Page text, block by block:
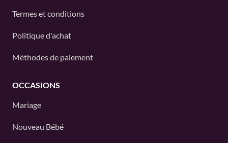
Termes et conditions
Politique d'achat
Méthodes de paiement
OCCASIONS
Mariage
Nouveau Bébé